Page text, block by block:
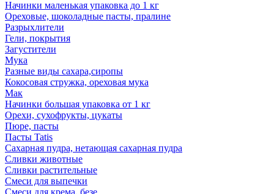
Начинки маленькая упаковка до 1 кг
Ореховые, шоколадные пасты, пралине
Разрыхлители
Гели, покрытия
Загустители
Мука
Разные виды сахара,сиропы
Кокосовая стружка, ореховая мука
Мак
Начинки большая упаковка от 1 кг
Орехи, сухофрукты, цукаты
Пюре, пасты
Пасты Tatis
Сахарная пудра, нетающая сахарная пудра
Сливки животные
Сливки растительные
Смеси для выпечки
Смеси для крема, безе